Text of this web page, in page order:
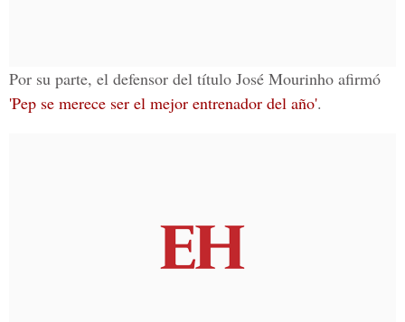
Por su parte, el defensor del título José Mourinho afirmó
'Pep se merece ser el mejor entrenador del año'.